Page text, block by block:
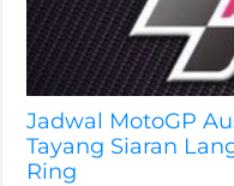
Jadwal MotoGP
Tayang Siaran
Ring